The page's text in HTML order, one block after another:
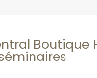
Boutique